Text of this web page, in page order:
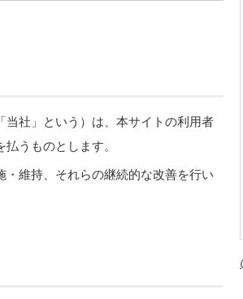
社」という）は、本サイトの利用者
うものとします。
維持、それらの継続的な改善を行い